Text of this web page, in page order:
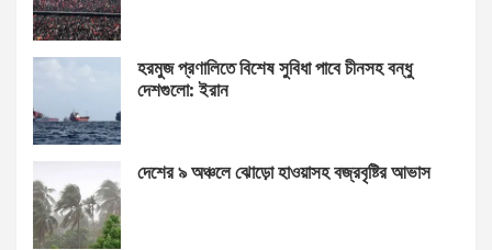
হরমুজ প্রণালিতে বিশেষ সুবিধা পাবে চীনসহ বন্ধু
দেশগুলো: ইরান
দেশের ৯ অঞ্চলে ঝোড়ো হাওয়াসহ বজ্রবৃষ্টির আভাস